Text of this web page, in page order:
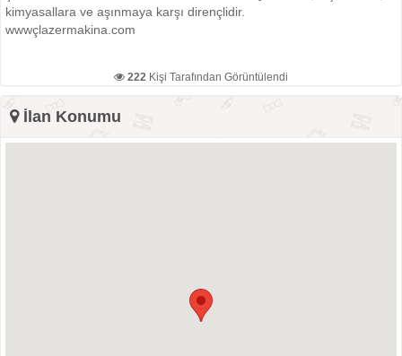
kimyasallara ve aşınmaya karşı dirençlidir.
wwwçlazermakina.com
222 Kişi Tarafından Görüntülendi
İlan Konumu